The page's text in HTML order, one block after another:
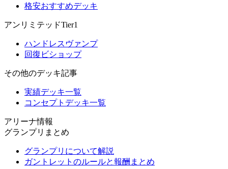
格安おすすめデッキ
アンリミテッドTier1
ハンドレスヴァンプ
回復ビショップ
その他のデッキ記事
実績デッキ一覧
コンセプトデッキ一覧
アリーナ情報
グランプリまとめ
グランプリについて解説
ガントレットのルールと報酬まとめ